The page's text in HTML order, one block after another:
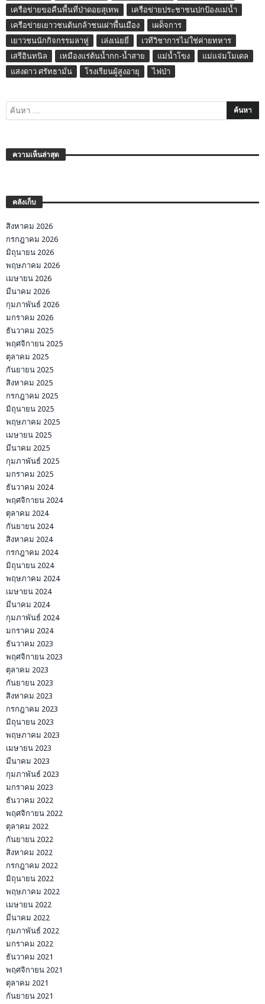
เครือข่ายขอคืนพื้นที่ป่าดอยสุเทพ
เครือข่ายประชาชนปกป้องแม่น้ำ
เครือข่ายเยาวชนต้นกล้าชนเผ่าพื้นเมือง
เผด็จการ
เยาวชนนักกิจกรรมลาหู่
เล่งเน่ยยี่
เวทีวิชาการไม่ใช่ค่ายทหาร
เสรีอินทนิล
เหมืองแร่ต้นน้ำกก-น้ำสาย แม่น้ำโขง
แม่แจ่มโมเดล
แสงดาว ศรัทธามั่น
โรงเรียนผู้สูงอายุ ไฟป่า
ความเห็นล่าสุด
คลังเก็บ
สิงหาคม 2026
กรกฎาคม 2026
มิถุนายน 2026
พฤษภาคม 2026
เมษายน 2026
มีนาคม 2026
กุมภาพันธ์ 2026
มกราคม 2026
ธันวาคม 2025
พฤศจิกายน 2025
ตุลาคม 2025
กันยายน 2025
สิงหาคม 2025
กรกฎาคม 2025
มิถุนายน 2025
พฤษภาคม 2025
เมษายน 2025
มีนาคม 2025
กุมภาพันธ์ 2025
มกราคม 2025
ธันวาคม 2024
พฤศจิกายน 2024
ตุลาคม 2024
กันยายน 2024
สิงหาคม 2024
กรกฎาคม 2024
มิถุนายน 2024
พฤษภาคม 2024
เมษายน 2024
มีนาคม 2024
กุมภาพันธ์ 2024
มกราคม 2024
ธันวาคม 2023
พฤศจิกายน 2023
ตุลาคม 2023
กันยายน 2023
สิงหาคม 2023
กรกฎาคม 2023
มิถุนายน 2023
พฤษภาคม 2023
เมษายน 2023
มีนาคม 2023
กุมภาพันธ์ 2023
มกราคม 2023
ธันวาคม 2022
พฤศจิกายน 2022
ตุลาคม 2022
กันยายน 2022
สิงหาคม 2022
กรกฎาคม 2022
มิถุนายน 2022
พฤษภาคม 2022
เมษายน 2022
มีนาคม 2022
กุมภาพันธ์ 2022
มกราคม 2022
ธันวาคม 2021
พฤศจิกายน 2021
ตุลาคม 2021
กันยายน 2021